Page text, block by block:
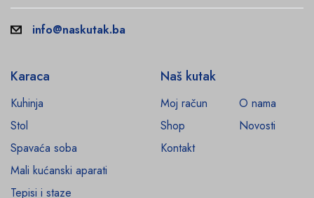
info@naskutak.ba
Karaca
Kuhinja
Stol
Spavaća soba
Mali kućanski aparati
Tepisi i staze
Naš kutak
Moj račun
O nama
Shop
Novosti
Kontakt